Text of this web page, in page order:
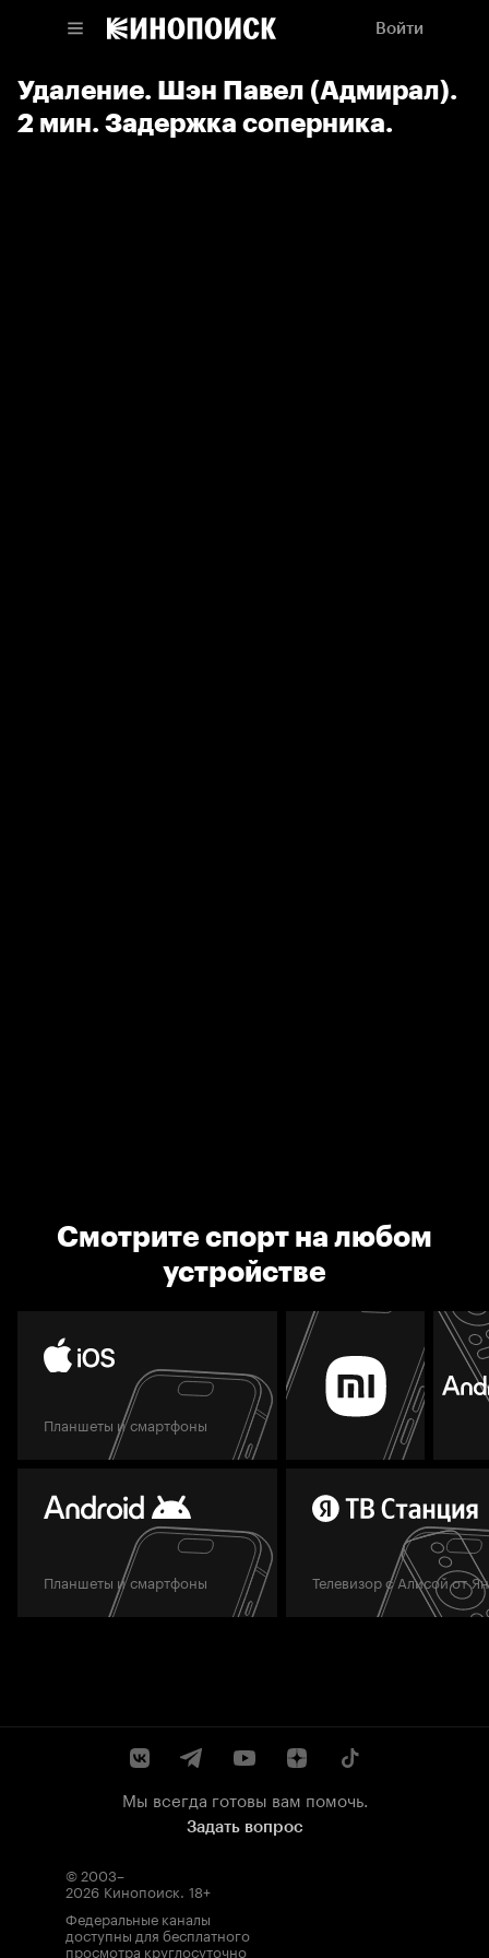
Войти
Удаление. Шэн Павел (Адмирал).
2 мин. Задержка соперника.
Смотрите спорт на любом
устройстве
Планшеты и смартфоны
Планшеты и смартфоны Телевизор с Алисой от
Мы всегда готовы вам помочь.
Задать вопрос
© 2003–
2026 Кинопоиск. 18+
Федеральные каналы
доступны для бесплатного
просмотра круглосуточно